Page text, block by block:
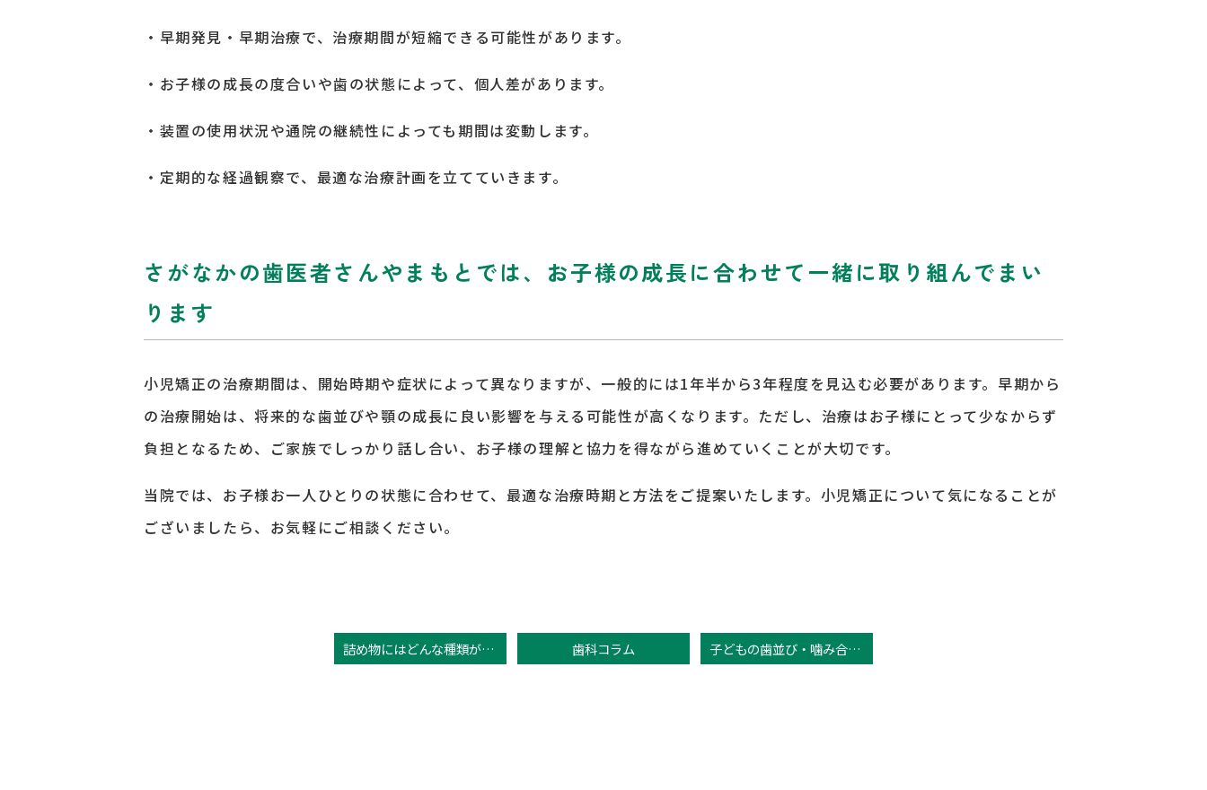
・早期発見・早期治療で、治療期間が短縮できる可能性があります。
・お子様の成長の度合いや歯の状態によって、個人差があります。
・装置の使用状況や通院の継続性によっても期間は変動します。
・定期的な経過観察で、最適な治療計画を立てていきます。
さがなかの歯医者さんやまもとでは、お子様の成長に合わせて一緒に取り組んでまい
ります
小児矯正の治療期間は、開始時期や症状によって異なりますが、一般的には1年半から3年程度を見込む必要があります。早期から
の治療開始は、将来的な歯並びや顎の成長に良い影響を与える可能性が高くなります。ただし、治療はお子様にとって少なからず
負担となるため、ご家族でしっかり話し合い、お子様の理解と協力を得ながら進めていくことが大切です。
当院では、お子様お一人ひとりの状態に合わせて、最適な治療時期と方法をご提案いたします。小児矯正について気になることが
ございましたら、お気軽にご相談ください。
詰め物にはどんな種類があるの？ 歯科コラム 子どもの歯並び・噛み合わせが悪いとどうなる？